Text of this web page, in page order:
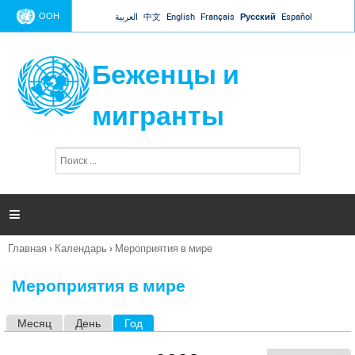
Jump to navigation
ООН العربية 中文 English Français Русский Español
Беженцы и
мигранты
п
и

Вы
Главная › Календарь › Мероприятия в мире
Мероприятия в мире
Месяц День Год